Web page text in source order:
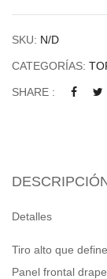
SKU: N/D
CATEGORÍAS:
SHARE :
Detalles
Tiro alto que
Panel frontal